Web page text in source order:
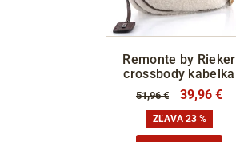
Remonte by Rieker
crossbody kabelka
51,96 € 39,96 €
ZĽAVA 23 %